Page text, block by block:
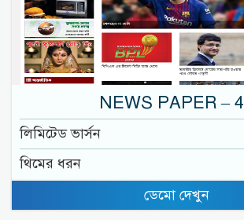
NEWS PAPER –
লিমিটেড ভার্সন
থিমের ধরন
ডেমো দেখুন